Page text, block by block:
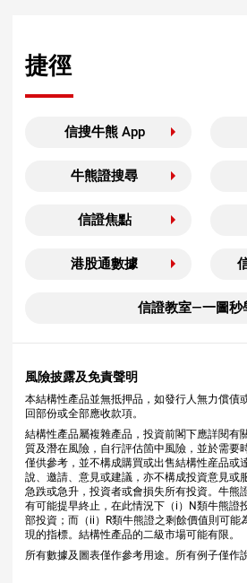
捷徑
信搜牛熊 App
牛熊證搜尋
信證焦點
港股通數據
信證教室—一圖秒
風險披露及免責聲明
本結構性產品並無抵押品，如發行人無力償債
回部份或全部應收款項。
結構性產品屬複雜產品，投資前閣下應詳閱有
質及潛在風險，自行評估箇中風險，並於需要
僅供參考，並不構成購買或出售結構性産品或
說、邀請、意見或建議，亦不構成投資意見或
急跌或急升，投資者或會損失所有投資。牛熊
有可能提早終止，在此情況下（i）N類牛熊證
部投資；而（ii）R類牛熊證之剩餘價值則可能
現的指標。結構性產品的二級市場可能有限。
所有數據及圖表僅作參考用途。所有例子僅作